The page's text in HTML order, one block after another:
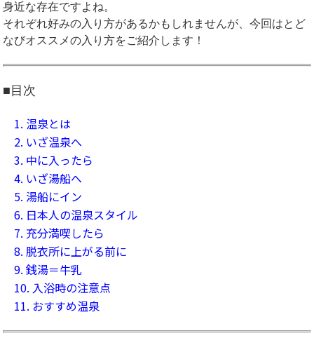
身近な存在ですよね。
それぞれ好みの入り方があるかもしれませんが、今回はとど
なびオススメの入り方をご紹介します！
■目次
1. 温泉とは
2. いざ温泉へ
3. 中に入ったら
4. いざ湯船へ
5. 湯船にイン
6. 日本人の温泉スタイル
7. 充分満喫したら
8. 脱衣所に上がる前に
9. 銭湯＝牛乳
10. 入浴時の注意点
11. おすすめ温泉